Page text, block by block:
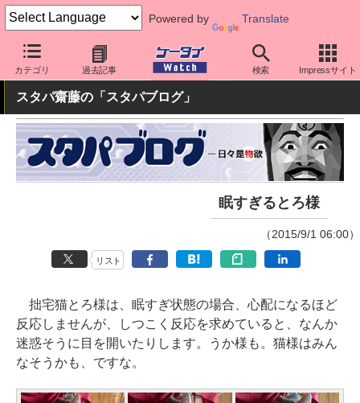
Powered by Translate
カテゴリ 過去記事 検索 Impressサイト
ケータイ Watch 最新技術/その他 ネコ
スタパ齋藤の「スタパブログ」
眠すぎるとろ様
（2015/9/1 06:00）
リスト
拙宅猫とろ様は、眠すぎ状態の場合、心配になるほど
反応しませんが、しつこく反応を求めていると、なんか
迷惑そうに目を開いたりします。うか様も。猫様はみん
なそうかも、ですな。